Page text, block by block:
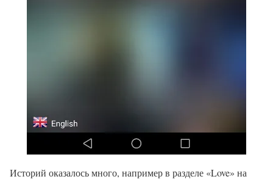
Историй оказалось много, например в разделе «Love» на